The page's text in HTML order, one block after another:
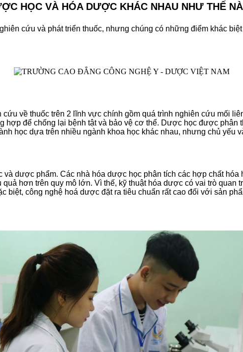
HỌC VÀ HÓA DƯỢC KHÁC NHAU NHƯ THẾ
cứu và phát triển thuốc, nhưng chúng có những điểm khác
về thuốc trên 2 lĩnh vực chính gồm quá trình nghiên cứu mối
hợp để chống lại bệnh tật và bảo vệ cơ thể. Dược học được
học dựa trên nhiều ngành khoa học khác nhau, nhưng chủ yếu
dược phẩm. Các nhà hóa dược học phân tích các hợp chất
hơn trên quy mô lớn. Vì thế, kỹ thuật hóa dược có vai trò quan
biệt, công nghệ hoá dược đặt ra tiêu chuẩn rất cao đối với sản